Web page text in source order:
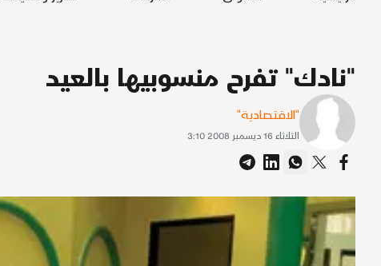
"نادك" تفرح منسوبيها بالعيد
"الاقتصادية"
الثلاثاء 16 ديسمبر 2008 3:10